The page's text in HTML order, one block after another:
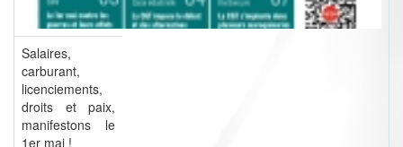
Salaires,
carburant,
licenciements,
droits et paix,
manifestons le
1er mai !